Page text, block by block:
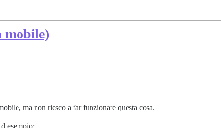
mobile)
ma non riesco a far funzionare questa cosa.
esempio: